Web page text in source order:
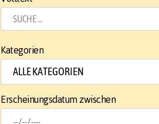
Kategorien
Erscheinungsdatum zwischen